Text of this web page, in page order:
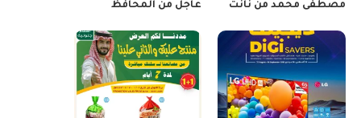
مصطفى محمد من نانت
عاجل من المحافظ